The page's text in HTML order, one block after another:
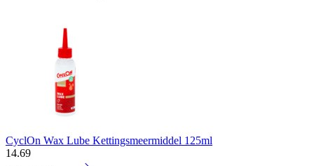
CyclOn Wax Lube Kettingsmeermiddel 125ml
14.69